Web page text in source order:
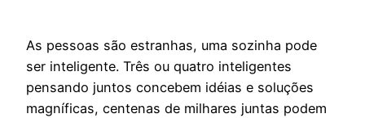
As pessoas são estranhas, uma sozinha pode
ser inteligente. Três ou quatro inteligentes
pensando juntos concebem idéias e soluções
magníficas, centenas de milhares juntas podem